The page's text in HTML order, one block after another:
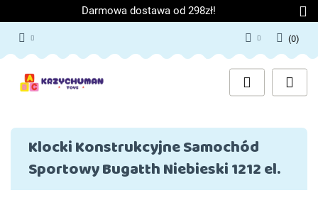
Darmowa dostawa od 298zł!
Zaloguj się
Załóż konto
Zgody cookies
(0)
Klocki Konstrukcyjne Samochód
Sportowy Bugatth Niebieski 1212 el.